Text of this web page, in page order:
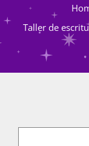
Atención
Taller de